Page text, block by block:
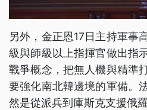
另外，金正恩17日主持軍事
級與師級以上指揮官做出指
戰爭概念，把無人機與精準
要強化南北韓邊境的軍備。
然是從派兵到庫斯克支援俄